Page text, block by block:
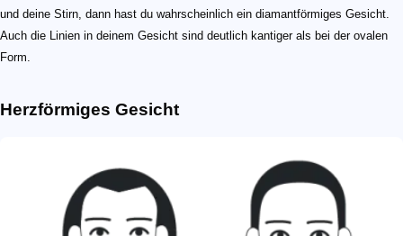
und deine Stirn, dann hast du wahrscheinlich ein diamantförmiges Gesicht.
Auch die Linien in deinem Gesicht sind deutlich kantiger als bei der ovalen
Form.
Herzförmiges Gesicht